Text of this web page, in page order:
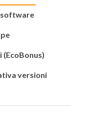
software
versioni